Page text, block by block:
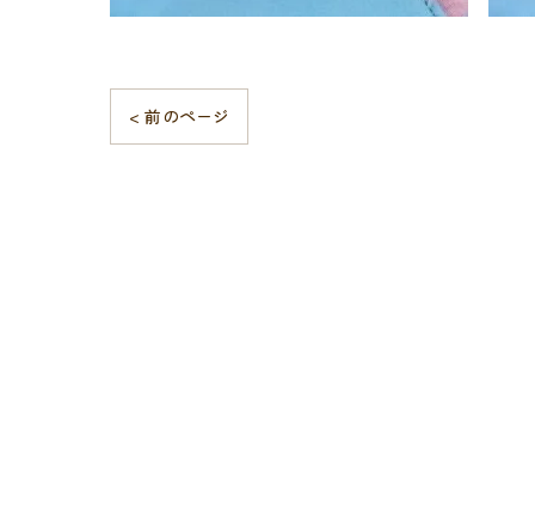
< 前のページ